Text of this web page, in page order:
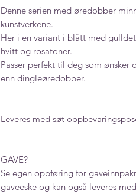
Denne serien med øredobber
kunstverkene.
Her i en variant i blått med
hvitt og rosatoner.
Passer perfekt til deg som
enn dingleøredobber.
Leveres med søt
GAVE?
Se egen oppføring for
gaveeske og kan også leveres